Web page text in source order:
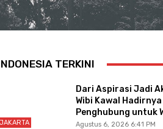
TERKINI
JAKARTA
Dari Aspirasi Jadi
Wibi Kawal
Penghubung untuk
Agustus 6, 2026 6:41 PM